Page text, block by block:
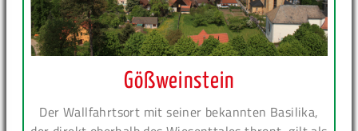
Gößweinstein
Der Wallfahrtsort mit seiner bekannten Basilika,